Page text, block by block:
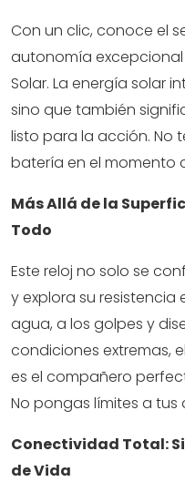
Con un clic, conoce el
autonomía excepcional
Solar. La energía solar
sino que también
listo para la acción. No
batería en el momento
Más Allá de la
Todo
Este reloj no solo se
y explora su resistencia
agua, a los golpes y
condiciones extremas,
es el compañero
No pongas límites a tus
Conectividad Total:
de Vida